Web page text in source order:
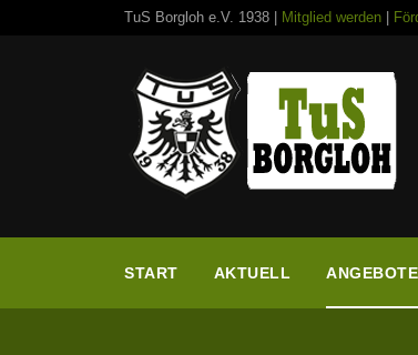
TuS Borgloh e.V. 1938 | Mitglied werden
START AKTUELL ANGEBOTE